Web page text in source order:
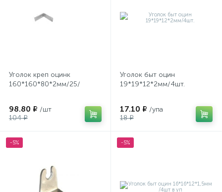
Уголок креп оцинк
160*160*80*2мм/25/
98.80 ₽ /шт
104 ₽
Уголок быт оцин
19*19*12*2мм/4шт.
17.10 ₽ /упа
18 ₽
-5% -5%